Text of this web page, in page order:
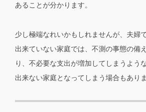
あることが分かります。
少し極端なれいかもしれませんが、夫婦
出来ていない家庭では、不測の事態の備
り、不必要な支出が増加してしまうよう
出来ない家庭となってしまう場合もありま